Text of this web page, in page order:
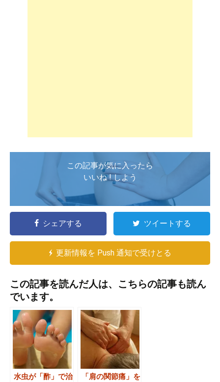
この記事が気に入ったら
いいね ! しよう
シェアする ツイートする
更新情報を Push 通知で受けとる
この記事を読んだ人は、こちらの記事も読ん
でいます。
水虫が「酢」で治
「肩の関節痛」を